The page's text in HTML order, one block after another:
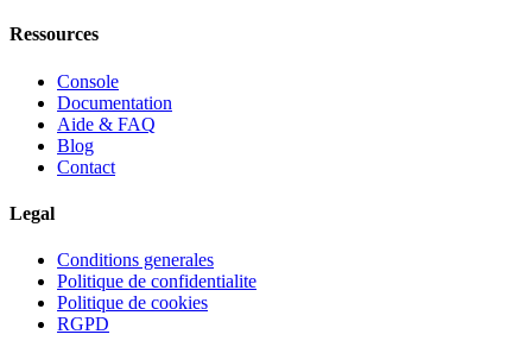
Ressources
Console
Documentation
Aide & FAQ
Blog
Contact
Legal
Conditions generales
Politique de confidentialite
Politique de cookies
RGPD